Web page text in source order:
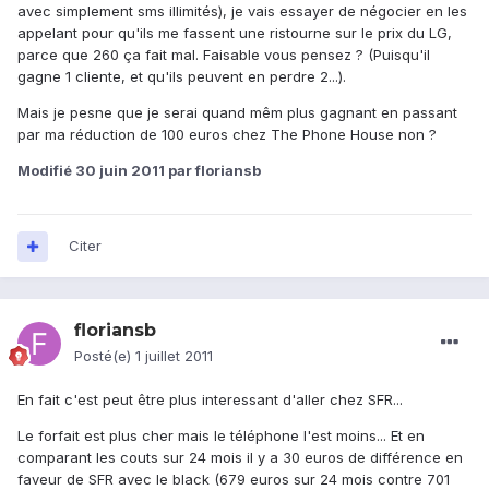
avec simplement sms illimités), je vais essayer de négocier en les
appelant pour qu'ils me fassent une ristourne sur le prix du LG,
parce que 260 ça fait mal. Faisable vous pensez ? (Puisqu'il
gagne 1 cliente, et qu'ils peuvent en perdre 2...).
Mais je pesne que je serai quand mêm plus gagnant en passant
par ma réduction de 100 euros chez The Phone House non ?
Modifié 30 juin 2011 par floriansb
Citer
floriansb
Posté(e) 1 juillet 2011
En fait c'est peut être plus interessant d'aller chez SFR...
Le forfait est plus cher mais le téléphone l'est moins... Et en
comparant les couts sur 24 mois il y a 30 euros de différence en
faveur de SFR avec le black (679 euros sur 24 mois contre 701